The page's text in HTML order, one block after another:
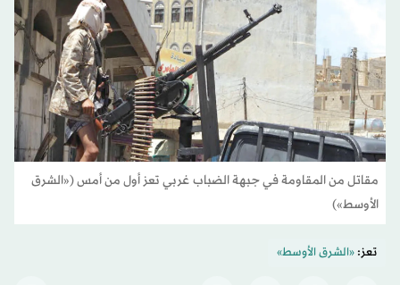
مقاتل من المقاومة في جبهة الضباب غربي تعز أول من أمس («الشرق
الأوسط»)
تعز:«الشرق الأوسط»